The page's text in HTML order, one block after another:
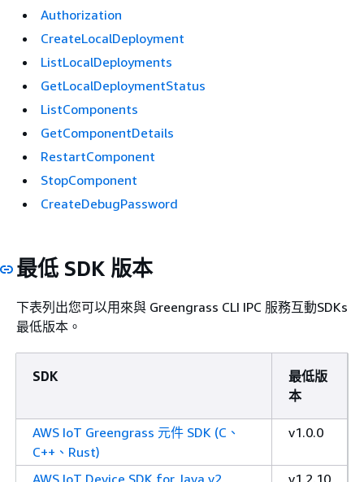
Authorization
CreateLocalDeployment
ListLocalDeployments
GetLocalDeploymentStatus
ListComponents
GetComponentDetails
RestartComponent
StopComponent
CreateDebugPassword
最低 SDK 版本
下表列出您可以用來與 Greengrass CLI IPC 服務互動SDKs
最低版本。
SDK
最低版
本
AWS IoT Greengrass 元件 SDK (C、
C++、Rust)
v1.0.0
AWS IoT Device SDK for Java v2
v1.2.10